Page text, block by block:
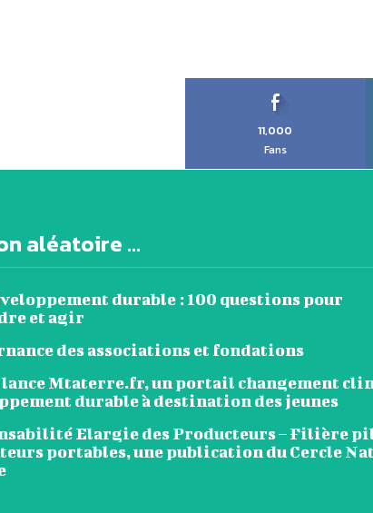
11,000
Fans
aléatoire ...
durable : 100 questions pour
et agir
des associations et fondations
lance Mtaterre.fr, un portail changement
durable à destination des jeunes
Elargie des Producteurs – Filière
portables, une publication du Cercle